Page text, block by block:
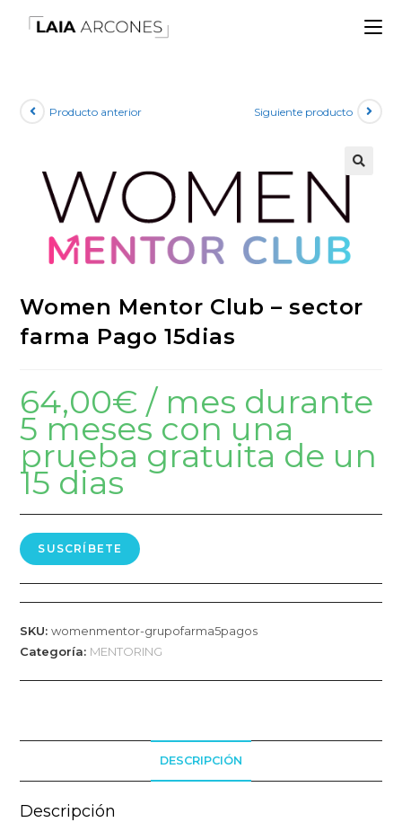
Producto anterior Siguiente producto
Women Mentor Club – sector
farma Pago 15dias
64,00€ / mes durante
5 meses con una
prueba gratuita de un
15 dias
SUSCRÍBETE
SKU:womenmentor-grupofarma5pagos
Categoría: MENTORING
DESCRIPCIÓN
Descripción